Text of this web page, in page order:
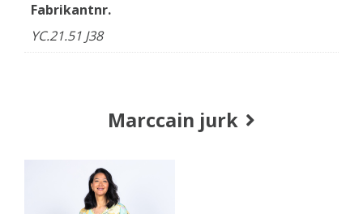
Fabrikantnr.
YC.21.51 J38
Marccain jurk